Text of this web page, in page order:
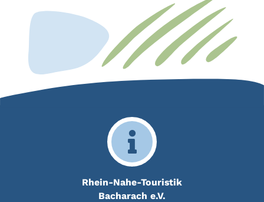
Rhein-Nahe-Touristik
Bacharach e.V.